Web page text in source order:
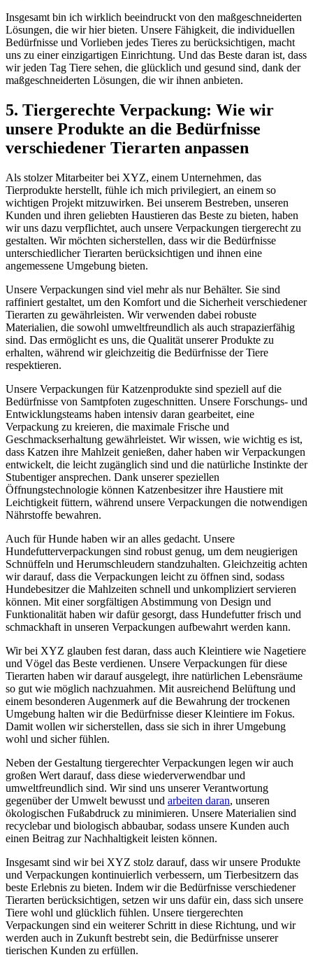
Insgesamt bin ich wirklich beeindruckt von den maßgeschneiderten
Lösungen, die wir hier bieten.‍ Unsere‌ Fähigkeit,​ die individuellen
Bedürfnisse und Vorlieben jedes Tieres zu berücksichtigen, macht
uns zu einer einzigartigen Einrichtung. Und das Beste daran ist, dass
wir jeden Tag Tiere sehen, die glücklich und gesund sind, dank der
maßgeschneiderten Lösungen, die wir ihnen anbieten.
5. Tiergerechte⁣ Verpackung: Wie wir
unsere Produkte an die Bedürfnisse
verschiedener Tierarten anpassen
Als stolzer Mitarbeiter bei XYZ, einem⁣ Unternehmen, das
Tierprodukte​ herstellt, fühle ich mich privilegiert, an ‍einem so
wichtigen Projekt mitzuwirken. Bei unserem Bestreben, unseren
⁣Kunden und ihren ⁢geliebten Haustieren das‍ Beste zu ‍bieten, haben
wir uns dazu verpflichtet, auch unsere Verpackungen tiergerecht zu
gestalten. Wir möchten sicherstellen, dass wir die Bedürfnisse
unterschiedlicher ‌Tierarten berücksichtigen und ihnen eine
angemessene Umgebung bieten.
Unsere Verpackungen sind viel mehr als nur Behälter. Sie sind
raffiniert gestaltet, um den Komfort und​ die Sicherheit verschiedener
Tierarten zu gewährleisten. Wir verwenden dabei robuste
Materialien, die‌ sowohl​ umweltfreundlich als auch strapazierfähig
sind. Das ermöglicht es uns, die Qualität unserer⁣ Produkte zu
erhalten,⁤ während wir gleichzeitig die Bedürfnisse‍ der Tiere⁢
respektieren.
Unsere Verpackungen für‍ Katzenprodukte ⁤sind speziell auf die
Bedürfnisse von Samtpfoten zugeschnitten. Unsere Forschungs-‍ und
Entwicklungsteams haben intensiv daran ‌gearbeitet, eine
Verpackung‍ zu‍ kreieren, die maximale Frische und⁤
Geschmackserhaltung gewährleistet. Wir wissen, wie wichtig es ist,
dass Katzen ihre Mahlzeit genießen, ⁢daher haben wir Verpackungen
entwickelt, die leicht zugänglich ‌sind und die natürliche Instinkte der
Stubentiger ansprechen. Dank unserer speziellen
Öffnungstechnologie können Katzenbesitzer ihre Haustiere mit
Leichtigkeit füttern, während unsere Verpackungen die notwendigen
Nährstoffe bewahren.
Auch für Hunde haben wir an ⁤alles gedacht. Unsere
Hundefutterverpackungen sind ⁢robust genug, ⁢um dem ⁣neugierigen
Schnüffeln und Herumschleudern standzuhalten. Gleichzeitig ⁣achten
wir darauf, dass die Verpackungen leicht zu‌ öffnen sind, sodass
Hundebesitzer die Mahlzeiten schnell und unkompliziert servieren
können. Mit einer‍ sorgfältigen Abstimmung von Design und
Funktionalität haben wir ⁣dafür gesorgt, ​dass Hundefutter frisch und
schmackhaft in unseren Verpackungen aufbewahrt werden kann.
Wir bei XYZ glauben fest daran, dass auch Kleintiere wie Nagetiere
und Vögel ‍das Beste verdienen. Unsere Verpackungen für diese ​
Tierarten⁢ haben wir darauf ausgelegt, ihre natürlichen Lebensräume
so gut⁣ wie möglich nachzuahmen. ‌Mit ausreichend Belüftung und
einem ⁣besonderen Augenmerk auf die Bewahrung der trockenen
Umgebung halten wir die Bedürfnisse dieser‍ Kleintiere im Fokus.
Damit wollen wir sicherstellen, ‍dass sie sich⁢ in ihrer Umgebung
wohl und sicher fühlen.
Neben der Gestaltung tiergerechter Verpackungen legen wir auch
großen Wert darauf, dass diese wiederverwendbar und
umweltfreundlich sind. Wir sind uns unserer Verantwortung
gegenüber der Umwelt ‍bewusst und arbeiten daran, ‌unseren
ökologischen Fußabdruck zu minimieren. Unsere Materialien ‍sind
recyclebar und biologisch abbaubar, sodass unsere Kunden auch
einen Beitrag zur Nachhaltigkeit leisten können.
Insgesamt sind ⁢wir bei XYZ stolz darauf, dass wir unsere Produkte
und Verpackungen ⁤kontinuierlich verbessern, um Tierbesitzern das
beste Erlebnis ⁢zu bieten. Indem wir die ⁢Bedürfnisse verschiedener
‌Tierarten berücksichtigen, setzen wir uns dafür ein, dass sich unsere
Tiere wohl und glücklich fühlen. Unsere ‌tiergerechten
Verpackungen ⁤sind ein weiterer Schritt in diese Richtung, und wir
werden auch in Zukunft bestrebt sein, die Bedürfnisse unserer
tierischen Kunden zu erfüllen.